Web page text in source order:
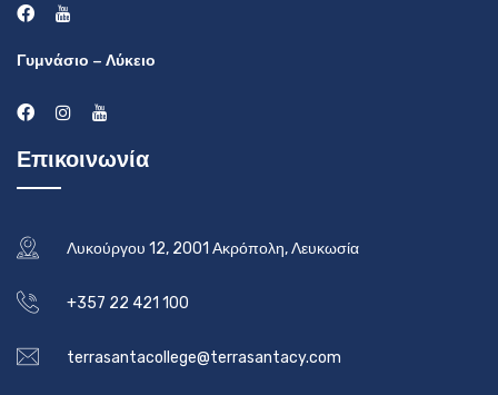
Γυμνάσιο – Λύκειο
Επικοινωνία
Λυκούργου 12, 2001 Ακρόπολη, Λευκωσία
+357 22 421 100
terrasantacollege@terrasantacy.com